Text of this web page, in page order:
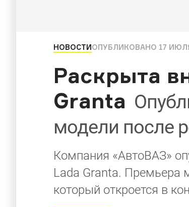
НОВОСТИОПУБЛИКОВАНО 17
Раскрыта
Granta
модели после
Компания «АвтоВАЗ»
Lada Granta. Премьера
который откроется в